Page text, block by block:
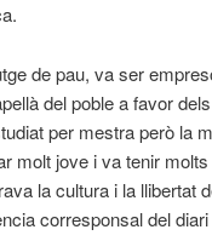
de pau, va ser
del poble a favor
per mestra però la
molt jove i va tenir
la cultura i la llibertat
corresponsal del diari